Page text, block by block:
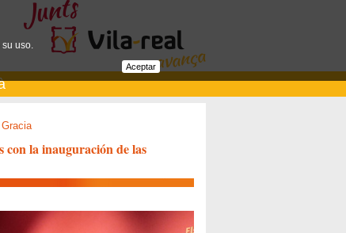
con la inauguración de las
uso.
Aceptar